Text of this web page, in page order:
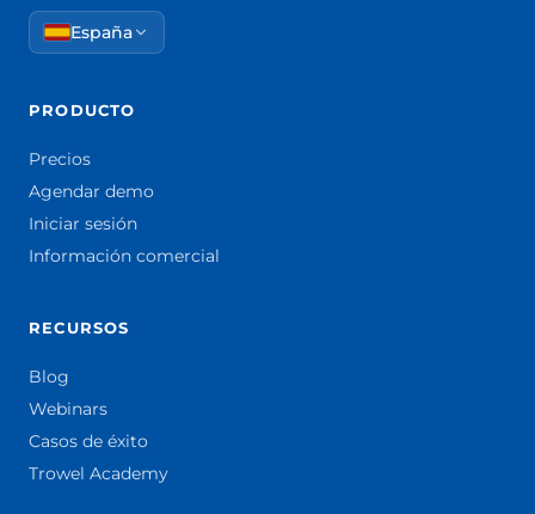
España
PRODUCTO
Precios
Agendar demo
Iniciar sesión
Información comercial
RECURSOS
Blog
Webinars
Casos de éxito
Trowel Academy